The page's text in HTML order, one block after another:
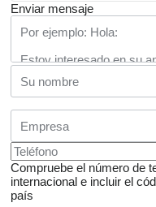
Enviar mensaje
Compruebe el número de
internacional e incluir el
país